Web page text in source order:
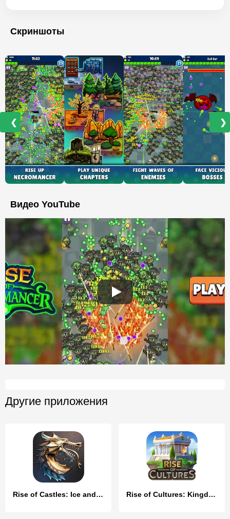
Скриншоты
❮ ❯
Видео YouTube
Другие приложения
Rise of Castles: Ice and Fire Rise of Cultures: Kingdom game